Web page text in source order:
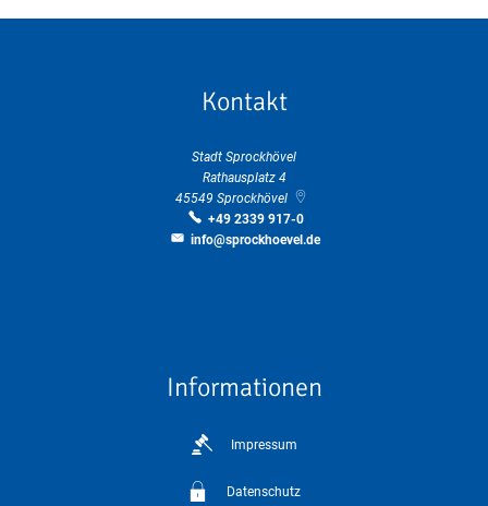
Kontakt
Stadt Sprockhövel
Rathausplatz 4
45549 Sprockhövel
+49 2339 917-0
info@sprockhoevel.de
Informationen
Impressum
Datenschutz